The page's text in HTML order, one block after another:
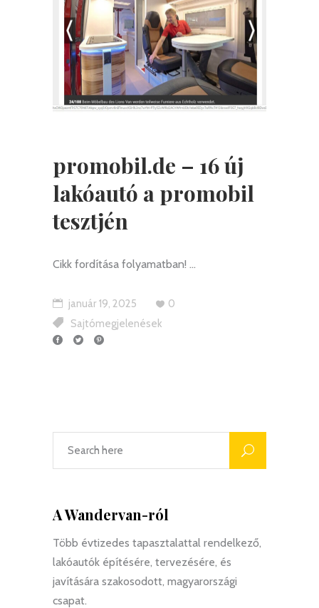
promobil.de – 16 új
lakóautó a promobil
tesztjén
Cikk fordítása folyamatban!
január 19, 2025
0
Sajtómegjelenések
A Wandervan-ról
Több évtizedes tapasztalattal rendelkező,
lakóautók építésére, tervezésére, és
javítására szakosodott, magyarországi
csapat.